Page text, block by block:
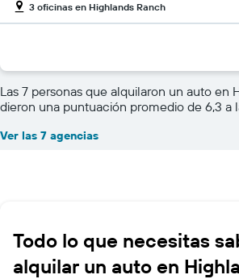
3 oficinas en Highlands Ranch
Las 7 personas que alquilaron un auto en
dieron una puntuación promedio de 6,3 a
Ver las 7 agencias
Todo lo que necesitas
alquilar un auto en